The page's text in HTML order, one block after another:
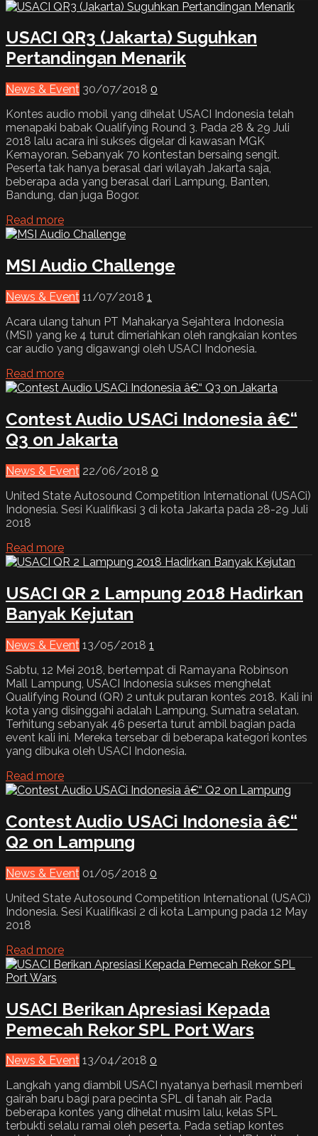
USACI QR3 (Jakarta) Suguhkan
Pertandingan Menarik
News & Event 30/07/2018 0
Kontes audio mobil yang dihelat USACI Indonesia telah
menapaki babak Qualifying Round 3. Pada 28 & 29 Juli
2018 lalu acara ini sukses digelar di kawasan MGK
Kemayoran. Sebanyak 70 kontestan bersaing sengit.
Peserta tak hanya berasal dari wilayah Jakarta saja,
beberapa ada yang berasal dari Lampung, Banten,
Bandung, dan juga Bogor.
Read more
MSI Audio Challenge
News & Event 11/07/2018 1
Acara ulang tahun PT Mahakarya Sejahtera Indonesia
(MSI) yang ke 4 turut dimeriahkan oleh rangkaian kontes
car audio yang digawangi oleh USACI Indonesia.
Read more
Contest Audio USACi Indonesia â€“
Q3 on Jakarta
News & Event 22/06/2018 0
United State Autosound Competition International (USACi)
Indonesia. Sesi Kualifikasi 3 di kota Jakarta pada 28-29 Juli
2018
Read more
USACI QR 2 Lampung 2018 Hadirkan
Banyak Kejutan
News & Event 13/05/2018 1
Sabtu, 12 Mei 2018, bertempat di Ramayana Robinson
Mall Lampung, USACI Indonesia sukses menghelat
Qualifying Round (QR) 2 untuk putaran kontes 2018. Kali ini
kota yang disinggahi adalah Lampung, Sumatra selatan.
Terhitung sebanyak 46 peserta turut ambil bagian pada
event kali ini. Mereka tersebar di beberapa kategori kontes
yang dibuka oleh USACI Indonesia.
Read more
Contest Audio USACi Indonesia â€“
Q2 on Lampung
News & Event 01/05/2018 0
United State Autosound Competition International (USACi)
Indonesia. Sesi Kualifikasi 2 di kota Lampung pada 12 May
2018
Read more
USACI Berikan Apresiasi Kepada
Pemecah Rekor SPL Port Wars
News & Event 13/04/2018 0
Langkah yang diambil USACI nyatanya berhasil memberi
gairah baru bagi para pecinta SPL di tanah air. Pada
beberapa kontes yang dihelat musim lalu, kelas SPL
terbukti selalu ramai oleh peserta. Pada setiap kontes